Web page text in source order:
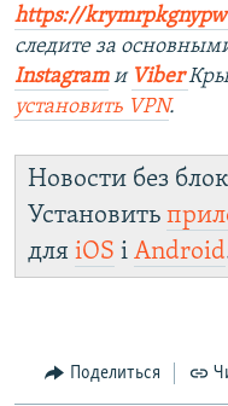
https://
следите за
Instagramи Viber
установить VPN.
Новости без
Установить
для iOS і Android
Поделиться